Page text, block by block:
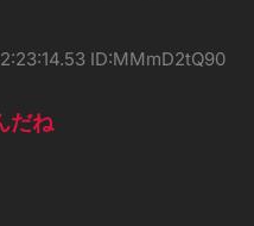
ID:MMmD2tQ90
だね